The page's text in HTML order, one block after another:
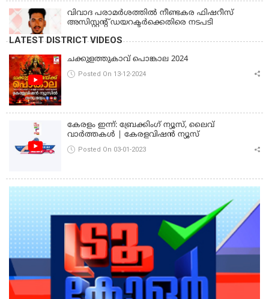
വിവാദ പരാമര്‍ശത്തില്‍ നീണ്ടകര ഫിഷറീസ്
അസിസ്റ്റന്റ് ഡയറക്ടര്‍ക്കെതിരെ നടപടി
LATEST DISTRICT VIDEOS
ചക്കുളത്തുകാവ് പൊങ്കാല 2024
Posted On 13-12-2024
കേരളം ഇന്ന്: ബ്രേക്കിംഗ് ന്യൂസ്, ലൈവ്
വാർത്തകൾ | കേരളവിഷൻ ന്യൂസ്
Posted On 03-01-2023